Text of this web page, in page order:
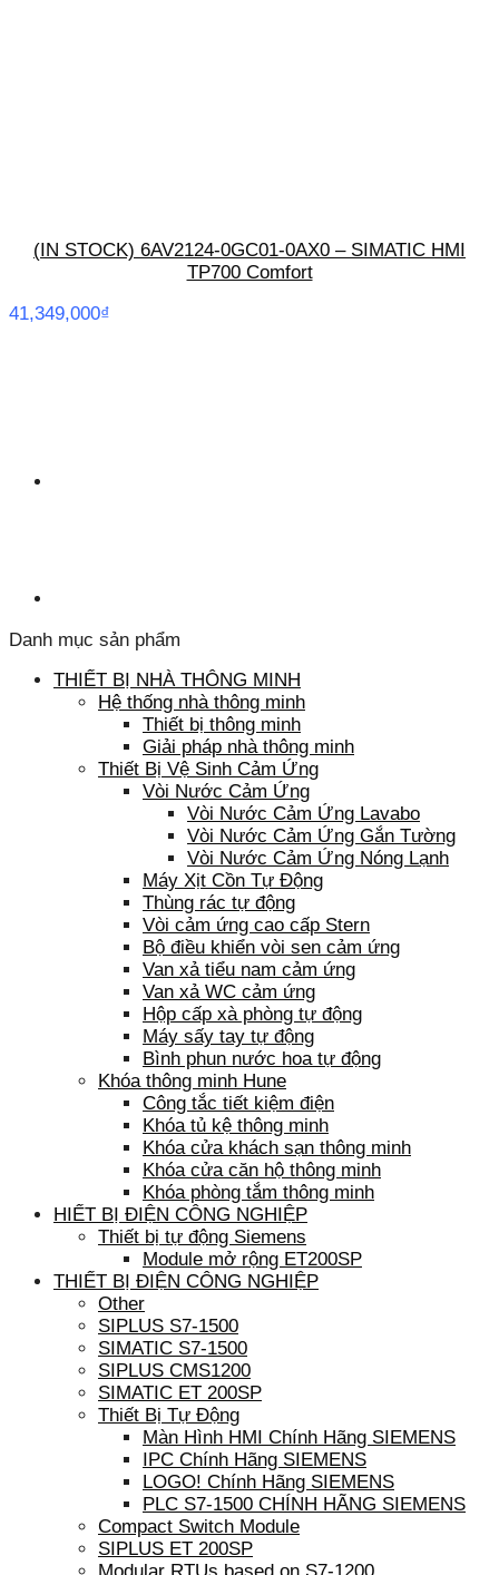
(IN STOCK) 6AV2124-0GC01-0AX0 – SIMATIC HMI
TP700 Comfort
41,349,000₫
Danh mục sản phẩm
THIẾT BỊ NHÀ THÔNG MINH
Hệ thống nhà thông minh
Thiết bị thông minh
Giải pháp nhà thông minh
Thiết Bị Vệ Sinh Cảm Ứng
Vòi Nước Cảm Ứng
Vòi Nước Cảm Ứng Lavabo
Vòi Nước Cảm Ứng Gắn Tường
Vòi Nước Cảm Ứng Nóng Lạnh
Máy Xịt Cồn Tự Động
Thùng rác tự động
Vòi cảm ứng cao cấp Stern
Bộ điều khiển vòi sen cảm ứng
Van xả tiểu nam cảm ứng
Van xả WC cảm ứng
Hộp cấp xà phòng tự động
Máy sấy tay tự động
Bình phun nước hoa tự động
Khóa thông minh Hune
Công tắc tiết kiệm điện
Khóa tủ kệ thông minh
Khóa cửa khách sạn thông minh
Khóa cửa căn hộ thông minh
Khóa phòng tắm thông minh
HIẾT BỊ ĐIỆN CÔNG NGHIỆP
Thiết bị tự động Siemens
Module mở rộng ET200SP
THIẾT BỊ ĐIỆN CÔNG NGHIỆP
Other
SIPLUS S7-1500
SIMATIC S7-1500
SIPLUS CMS1200
SIMATIC ET 200SP
Thiết Bị Tự Động
Màn Hình HMI Chính Hãng SIEMENS
IPC Chính Hãng SIEMENS
LOGO! Chính Hãng SIEMENS
PLC S7-1500 CHÍNH HÃNG SIEMENS
Compact Switch Module
SIPLUS ET 200SP